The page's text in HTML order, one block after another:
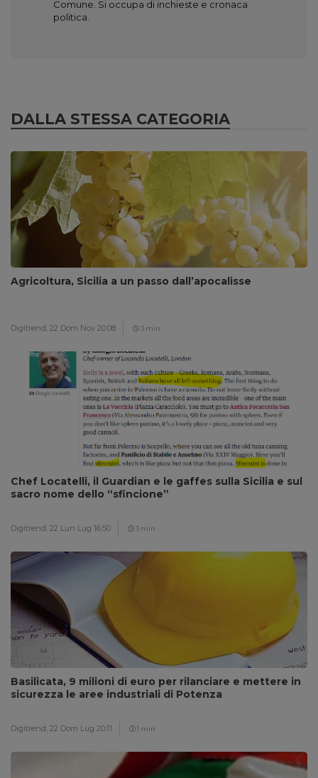
Comune. Si occupa di inchieste e cronaca
politica.
DALLA STESSA CATEGORIA
Agricoltura, Sicilia a un passo dall’apocalisse
Digitrend, 22 Dom Nov 20:08 3 min
Chef Locatelli, il Guardian e le gaffes sulla Sicilia e sul
sacro nome dello “sfincione”
Digitrend, 22 Lun Lug 16:50 3 min
Basilicata, 9 milioni di euro per rilanciare e mettere in
sicurezza le aree industriali di Potenza
Digitrend, 22 Dom Lug 20:11 1 min